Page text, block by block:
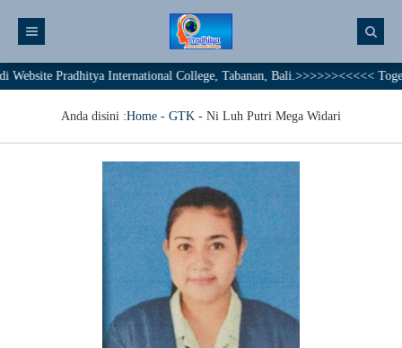
Pradhitya International College, Tabanan, Bali.>>>>>><<<<<
Anda disini :Home - GTK - Ni Luh Putri Mega Widari